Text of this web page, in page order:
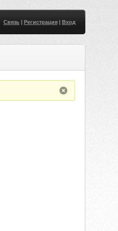
Связь| Регистрация| Вход